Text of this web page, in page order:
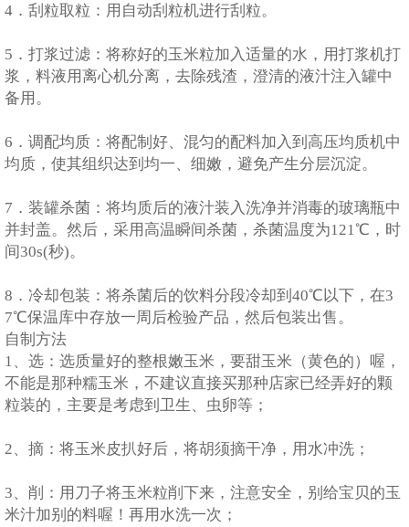
4．刮粒取粒：用自动刮粒机进行刮粒。
5．打浆过滤：将称好的玉米粒加入适量的水，用打浆机打
浆，料液用离心机分离，去除残渣，澄清的液汁注入罐中
备用。
6．调配均质：将配制好、混匀的配料加入到高压均质机中
均质，使其组织达到均一、细嫩，避免产生分层沉淀。
7．装罐杀菌：将均质后的液汁装入洗净并消毒的玻璃瓶中
并封盖。然后，采用高温瞬间杀菌，杀菌温度为121℃，时
间30s(秒)。
8．冷却包装：将杀菌后的饮料分段冷却到40℃以下，在3
7℃保温库中存放一周后检验产品，然后包装出售。
自制方法
1、选：选质量好的整根嫩玉米，要甜玉米（黄色的）喔，
不能是那种糯玉米，不建议直接买那种店家已经弄好的颗
粒装的，主要是考虑到卫生、虫卵等；
2、摘：将玉米皮扒好后，将胡须摘干净，用水冲洗；
3、削：用刀子将玉米粒削下来，注意安全，别给宝贝的玉
米汁加别的料喔！再用水洗一次；